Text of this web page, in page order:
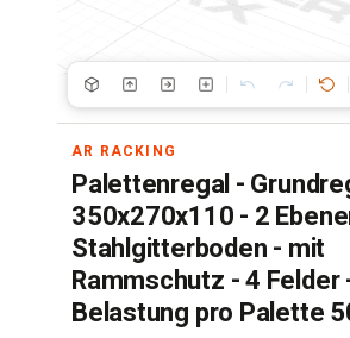
AR RACKING
Palettenregal -
350x270x110 - 2
Stahlgitterboden - mit
Rammschutz - 4 Felder
Belastung pro Palette